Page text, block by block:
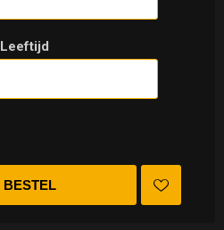
Leeftijd